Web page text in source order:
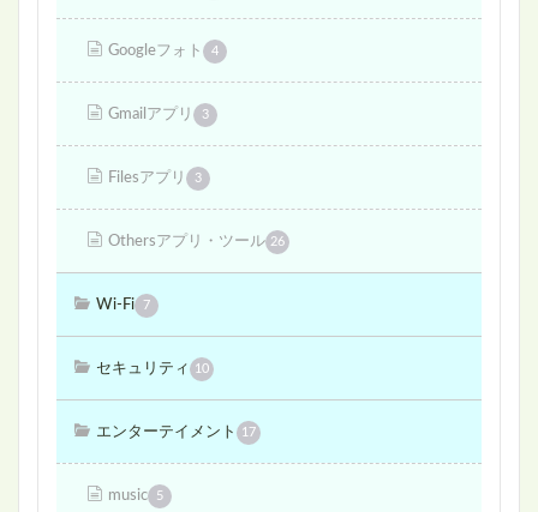
Googleフォト 4
Gmailアプリ 3
Filesアプリ 3
Othersアプリ・ツール 26
Wi-Fi 7
セキュリティ 10
エンターテイメント 17
music 5